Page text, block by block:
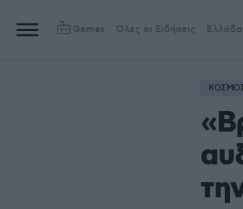
Games Όλες οι Ειδήσεις Ελλάδα